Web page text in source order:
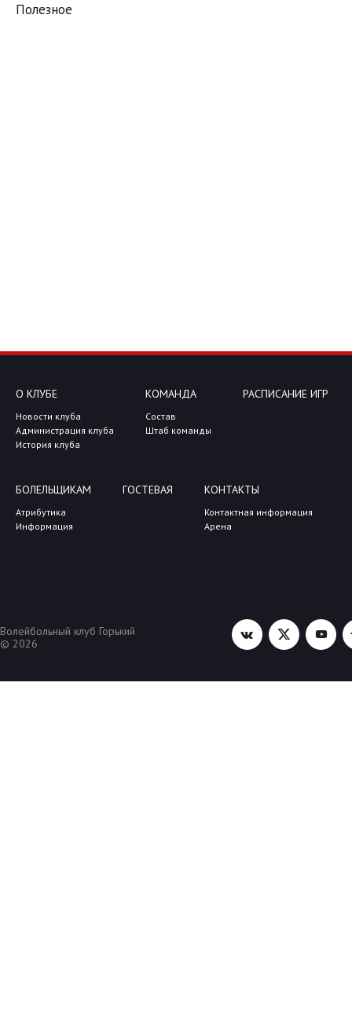
Полезное
О КЛУБЕ
Новости клуба
Администрация клуба
История клуба
КОМАНДА
Состав
Штаб команды
РАСПИСАНИЕ ИГР
БОЛЕЛЬЩИКАМ
Атрибутика
Информация
ГОСТЕВАЯ КОНТАКТЫ
Контактная информация
Арена
Волейбольный клуб Горький
© 2026